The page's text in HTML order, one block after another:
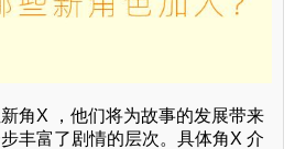
角X ，他们将为故事的发展带来
丰富了剧情的层次。具体角X 介